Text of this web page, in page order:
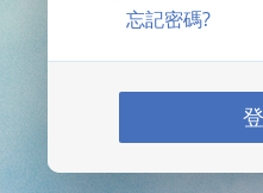
忘記密碼?